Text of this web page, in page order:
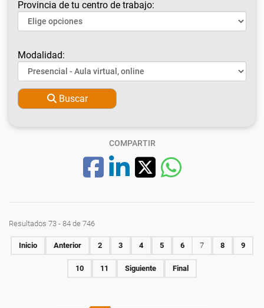
Provincia de tu centro de trabajo:
Modalidad:
Buscar
COMPARTIR
Resultados 73 - 84 de 746
Inicio Anterior 2 3 4 5 6 7 8 9
10 11 Siguiente Final